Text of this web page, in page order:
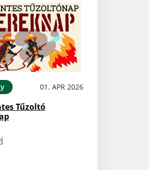
01. APR 2026
Tűzoltó